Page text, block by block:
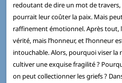
redoutant de dire un mot de travers,
pourrait leur coûter la paix. Mais
raffinement émotionnel. Après tout,
vérité, mais l’honneur, et l’honneur
intouchable. Alors, pourquoi viser la
cultiver une exquise fragilité ?
on peut collectionner les griefs ?